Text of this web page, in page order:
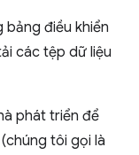
điều khiển
các tệp dữ liệu
phát triển để
tôi gọi là